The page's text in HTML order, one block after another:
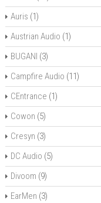
Auris (1)
Austrian Audio (1)
BUGANI (3)
Campfire Audio (11)
CEntrance (1)
Cowon (5)
Cresyn (3)
DC Audio (5)
Divoom (9)
EarMen (3)